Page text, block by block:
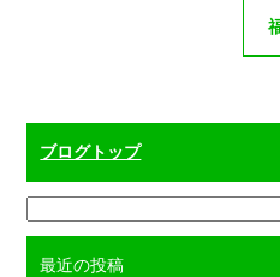
ブログトップ
最近の投稿